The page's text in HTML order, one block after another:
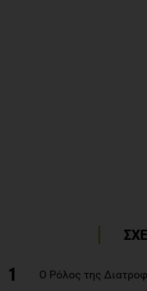
1 Ο Ρόλος της